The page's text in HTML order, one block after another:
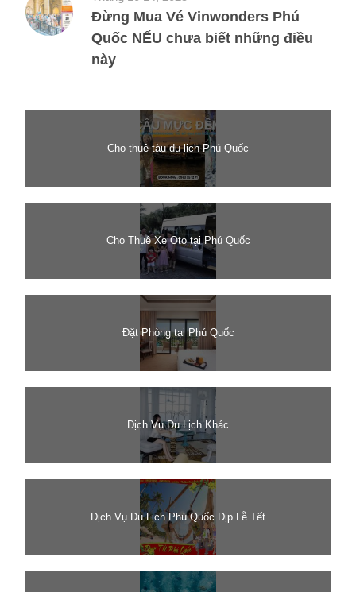
Đừng Mua Vé Vinwonders Phú
Quốc NẾU chưa biết những điều
này
Cho thuê tàu du lịch Phú Quốc
Cho Thuê Xe Oto tại Phú Quốc
Đặt Phòng tại Phú Quốc
Dịch Vụ Du Lịch Khác
Dịch Vụ Du Lịch Phú Quốc Dịp Lễ Tết